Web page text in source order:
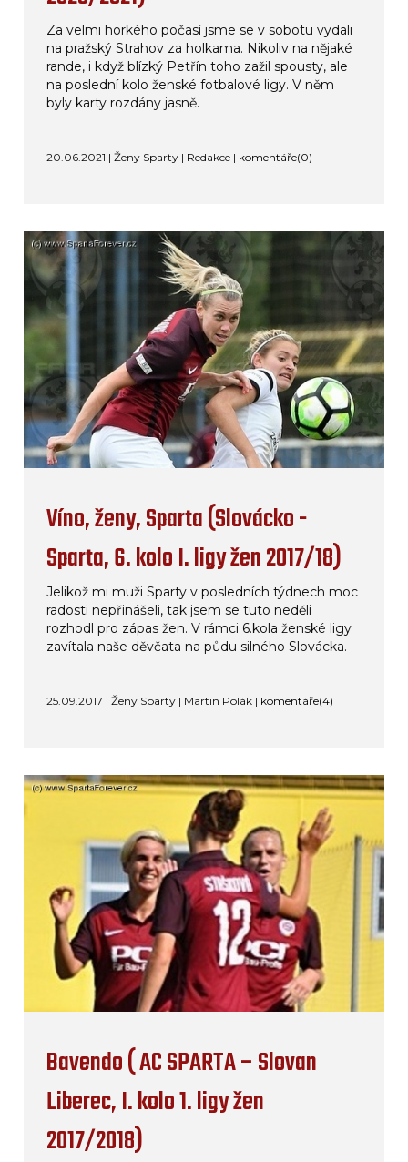
Za velmi horkého počasí jsme se v sobotu vydali
na pražský Strahov za holkama. Nikoliv na nějaké
rande, i když blízký Petřín toho zažil spousty, ale
na poslední kolo ženské fotbalové ligy. V něm
byly karty rozdány jasně.
20.06.2021 | Ženy Sparty | Redakce | komentáře(0)
Víno, ženy, Sparta (Slovácko -
Sparta, 6. kolo I. ligy žen 2017/18)
Jelikož mi muži Sparty v posledních týdnech moc
radosti nepřinášeli, tak jsem se tuto neděli
rozhodl pro zápas žen. V rámci 6.kola ženské ligy
zavítala naše děvčata na půdu silného Slovácka.
25.09.2017 | Ženy Sparty | Martin Polák | komentáře(4)
Bavendo ( AC SPARTA – Slovan
Liberec, I. kolo 1. ligy žen
2017/2018)